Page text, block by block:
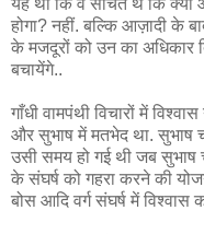
यह थी कि वे सोचते थे कि क्या
होगा? नहीं. बल्कि आज़ादी के
के मजदूरों को उन का अधिकार
बचायेंगे..
गाँधी वामपंथी विचारों में
और सुभाष में मतभेद था. सुभाष
उसी समय हो गई थी जब
के संघर्ष को गहरा करने की
बोस आदि वर्ग संघर्ष में विश्वास